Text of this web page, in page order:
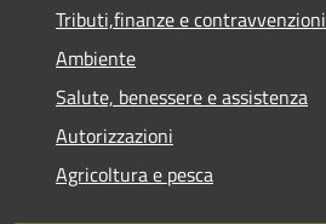
Tributi,finanze e contravvenzioni
Ambiente
Salute, benessere e assistenza
Autorizzazioni
Agricoltura e pesca